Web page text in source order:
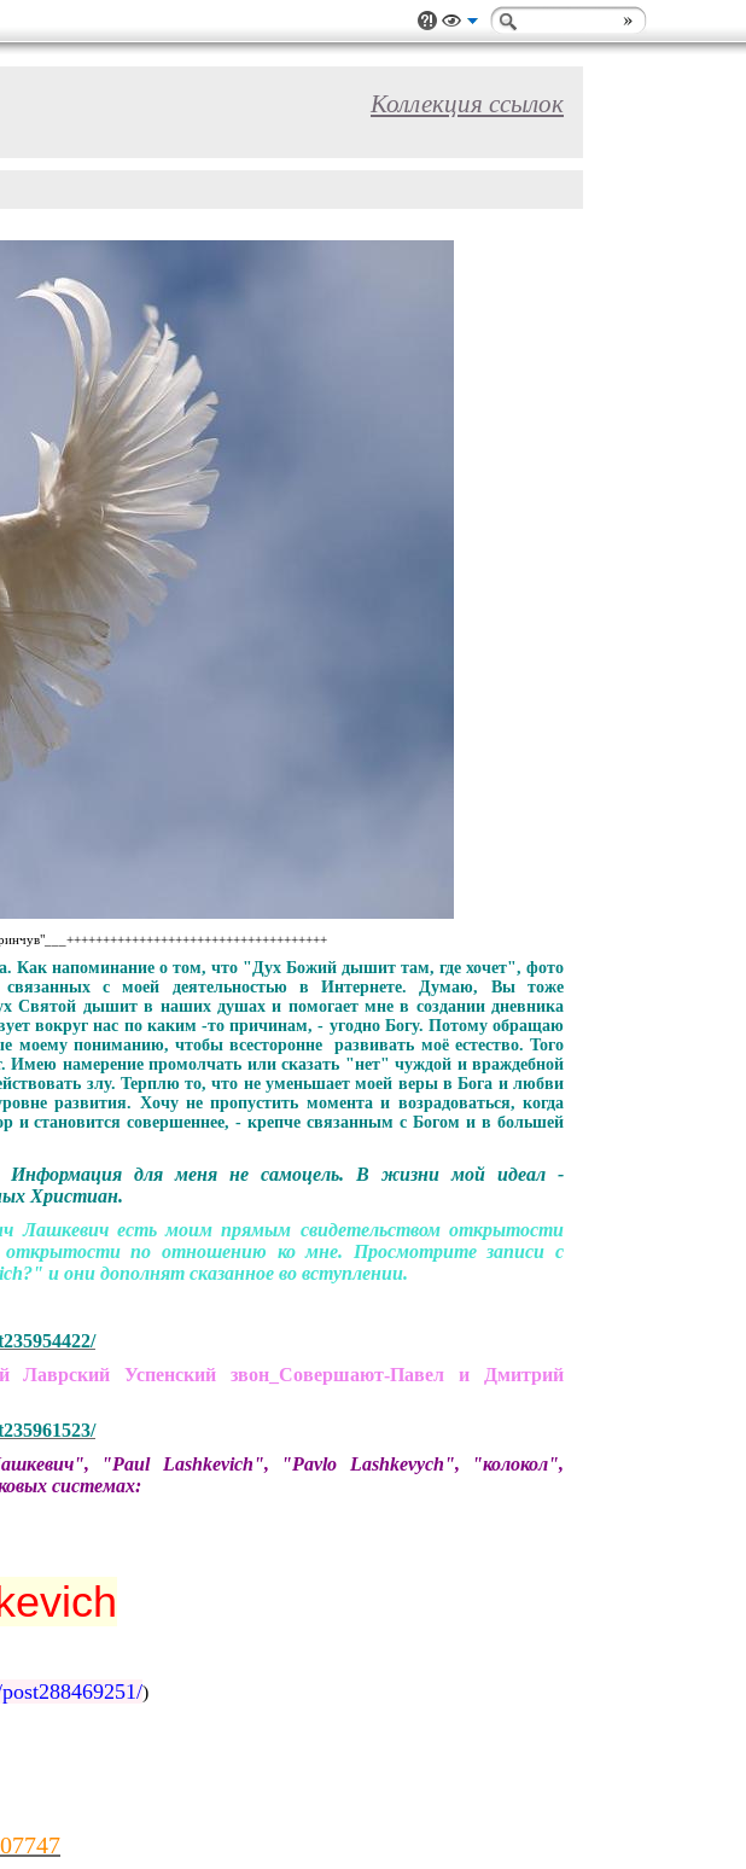
Коллекция ссылок
Как напоминание о том, что "Дух Божий дышит там, где хочет", фото
связанных с моей деятельностью в Интернете. Думаю, Вы тоже
Святой дышит в наших душах и помогает мне в создании дневника
вокруг нас по каким -то причинам, - угодно Богу. Потому обращаю
моему пониманию, чтобы всесторонне развивать моё естество. Того
намерение промолчать или сказать "нет" чуждой и враждебной
злу. Терплю то, что не уменьшает моей веры в Бога и любви
развития. Хочу не пропустить момента и возрадоваться, когда
и становится совершеннее, - крепче связанным с Богом и в большей
Информация для меня не самоцель. В жизни мой идеал -
Христиан.
Лашкевич есть моим прямым свидетельством открытости
по отношению ко мне. Просмотрите записи с
и они дополнят сказанное во вступлении.
Лаврский Успенский звон_Совершают-Павел и Дмитрий
"Paul Lashkevich", "Pavlo Lashkevych", "колокол",
системах:
)